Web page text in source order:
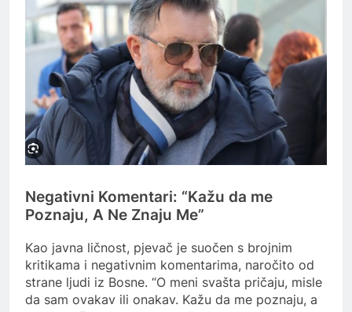
Negativni Komentari: “Kažu da me
Poznaju, A Ne Znaju Me”
Kao javna ličnost, pjevač je suočen s brojnim
kritikama i negativnim komentarima, naročito od
strane ljudi iz Bosne. “O meni svašta pričaju, misle
da sam ovakav ili onakav. Kažu da me poznaju, a